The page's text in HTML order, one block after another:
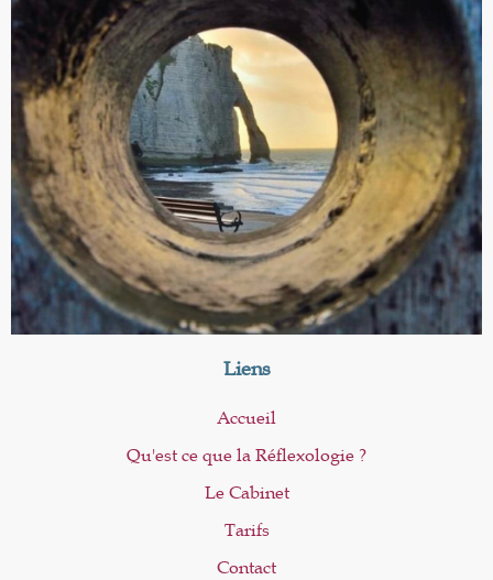
Liens
Accueil
Qu'est ce que la Réflexologie ?
Le Cabinet
Tarifs
Contact